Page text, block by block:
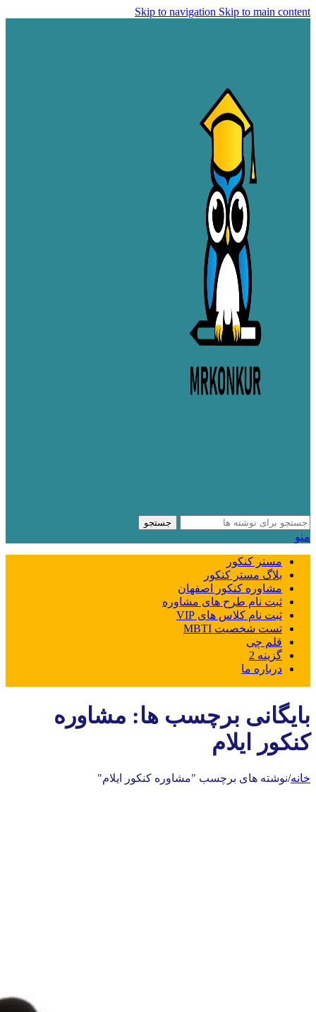
Skip to navigation Skip to main content
جستجو
منو
مستر کنکور
بلاگ مستر کنکور
مشاوره کنکور اصفهان
ثبت نام طرح های مشاوره
ثبت نام کلاس های VIP
تست شخصیت MBTI
قلم چی
گزینه 2
درباره ما
بایگانی برچسب ها: مشاوره
کنکور ایلام
خانه/نوشته های برچسب "مشاوره کنکور ایلام"